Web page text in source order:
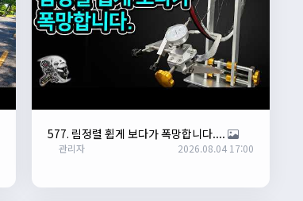
577. 림정렬 휩게 보다가 폭망합니다....
관리자 2026.08.04 17:00